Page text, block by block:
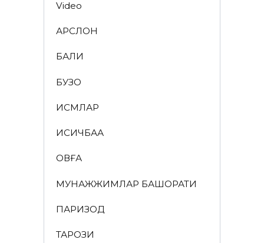
Video
АРСЛОН
БАЛИҚ
БУЗОҚ
ИСМЛАР
ҚИСҚИЧБАҚА
ҚОВҒА
МУНАЖЖИМЛАР БАШОРАТИ
ПАРИЗОД
ТАРОЗИ